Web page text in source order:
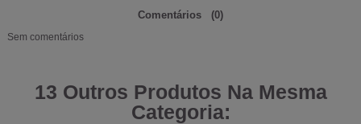
Comentários (0)
Sem comentários
13 Outros Produtos Na Mesma
Categoria: